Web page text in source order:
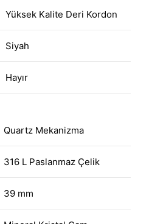
Yüksek Kalite Deri Kordon
Siyah
Hayır
Quartz Mekanizma
316 L Paslanmaz Çelik
39 mm